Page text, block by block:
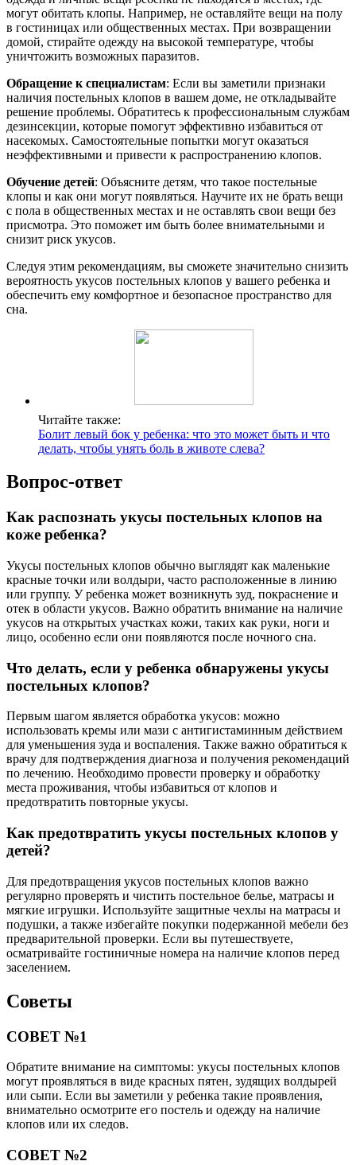
могут обитать клопы. Например, не оставляйте вещи на полу
в гостиницах или общественных местах. При возвращении
домой, стирайте одежду на высокой температуре, чтобы
уничтожить возможных паразитов.
Обращение к специалистам: Если вы заметили признаки
наличия постельных клопов в вашем доме, не откладывайте
решение проблемы. Обратитесь к профессиональным службам
дезинсекции, которые помогут эффективно избавиться от
насекомых. Самостоятельные попытки могут оказаться
неэффективными и привести к распространению клопов.
Обучение детей: Объясните детям, что такое постельные
клопы и как они могут появляться. Научите их не брать вещи
с пола в общественных местах и не оставлять свои вещи без
присмотра. Это поможет им быть более внимательными и
снизит риск укусов.
Следуя этим рекомендациям, вы сможете значительно снизить
вероятность укусов постельных клопов у вашего ребенка и
обеспечить ему комфортное и безопасное пространство для
сна.
Читайте также:
Болит левый бок у ребенка: что это может быть и что
делать, чтобы унять боль в животе слева?
Вопрос-ответ
Как распознать укусы постельных клопов на
коже ребенка?
Укусы постельных клопов обычно выглядят как маленькие
красные точки или волдыри, часто расположенные в линию
или группу. У ребенка может возникнуть зуд, покраснение и
отек в области укусов. Важно обратить внимание на наличие
укусов на открытых участках кожи, таких как руки, ноги и
лицо, особенно если они появляются после ночного сна.
Что делать, если у ребенка обнаружены укусы
постельных клопов?
Первым шагом является обработка укусов: можно
использовать кремы или мази с антигистаминным действием
для уменьшения зуда и воспаления. Также важно обратиться к
врачу для подтверждения диагноза и получения рекомендаций
по лечению. Необходимо провести проверку и обработку
места проживания, чтобы избавиться от клопов и
предотвратить повторные укусы.
Как предотвратить укусы постельных клопов у
детей?
Для предотвращения укусов постельных клопов важно
регулярно проверять и чистить постельное белье, матрасы и
мягкие игрушки. Используйте защитные чехлы на матрасы и
подушки, а также избегайте покупки подержанной мебели без
предварительной проверки. Если вы путешествуете,
осматривайте гостиничные номера на наличие клопов перед
заселением.
Советы
СОВЕТ №1
Обратите внимание на симптомы: укусы постельных клопов
могут проявляться в виде красных пятен, зудящих волдырей
или сыпи. Если вы заметили у ребенка такие проявления,
внимательно осмотрите его постель и одежду на наличие
клопов или их следов.
СОВЕТ №2